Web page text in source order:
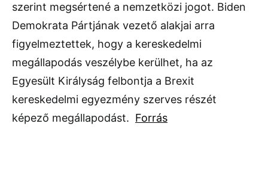
szerint megsértené a nemzetközi jogot. Biden
Demokrata Pártjának vezető alakjai arra
figyelmeztettek, hogy a kereskedelmi
megállapodás veszélybe kerülhet, ha az
Egyesült Királyság felbontja a Brexit
kereskedelmi egyezmény szerves részét
képező megállapodást. Forrás